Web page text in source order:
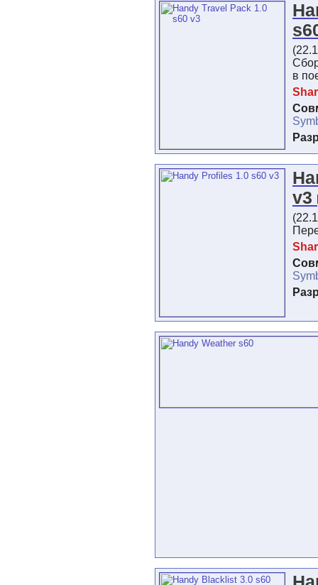
в
v3